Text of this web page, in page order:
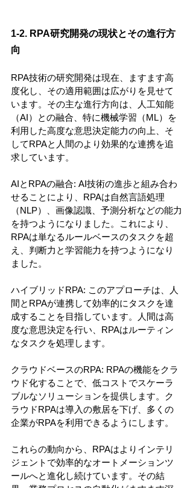
1-2. RPA研究開発の現状とその進行方
向
RPA技術の研究開発は現在、ますます高
度化し、その適用範囲は広がりを見せて
います。その主な進行方向は、人工知能
（AI）との融合、特に機械学習（ML）を
利用した高度な意思決定能力の向上、そ
してRPAと人間のより効果的な連携を追
求しています。
AIとRPAの融合: AI技術の進歩と組み合わ
せることにより、RPAは自然言語処理
（NLP）、画像認識、予測分析などの能力
を持つようになりました。これにより、
RPAは単なるルールベースのタスクを超
え、判断力と学習能力を持つようになり
ました。
ハイブリッドRPA: このアプローチは、人
間とRPAが連携して効率的にタスクを達
成することを目指しています。人間は高
度な意思決定を行い、RPAはルーティン
なタスクを処理します。
クラウドベースのRPA: RPAの機能をクラ
ウド化することで、低コストでスケーラ
ブルなソリューションを提供します。ク
ラウドRPAは導入の敷居を下げ、多くの
企業がRPAを利用できるようにします。
これらの動向から、RPAはよりインテリ
ジェントで効率的なオートメーションツ
ールへと進化し続けています。その結